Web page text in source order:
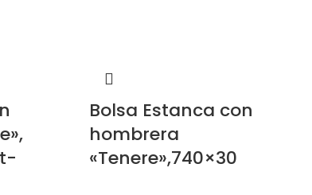
Bolsa Estanca con
hombrera
«Tenere»,740×30